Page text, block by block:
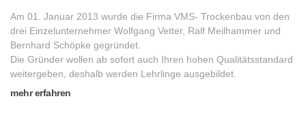
Am 01. Januar 2013 wurde die Firma VMS- Trockenbau von den
drei Einzelunternehmer Wolfgang Vetter, Ralf Meilhammer und
Bernhard Schöpke gegründet.
Die Gründer wollen ab sofort auch Ihren hohen Qualitätsstandard
weitergeben, deshalb werden Lehrlinge ausgebildet.
mehr erfahren